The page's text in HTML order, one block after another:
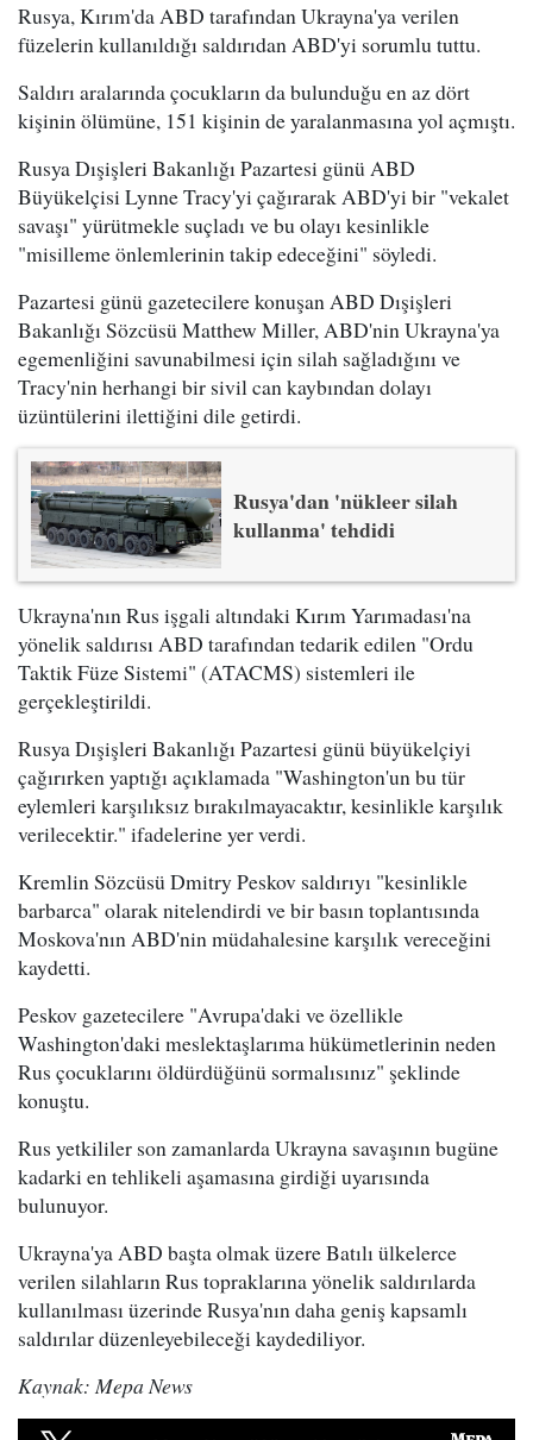
Rusya, Kırım'da ABD tarafından Ukrayna'ya verilen
füzelerin kullanıldığı saldırıdan ABD'yi sorumlu tuttu.
Saldırı aralarında çocukların da bulunduğu en az dört
kişinin ölümüne, 151 kişinin de yaralanmasına yol açmıştı.
Rusya Dışişleri Bakanlığı Pazartesi günü ABD
Büyükelçisi Lynne Tracy'yi çağırarak ABD'yi bir "vekalet
savaşı" yürütmekle suçladı ve bu olayı kesinlikle
"misilleme önlemlerinin takip edeceğini" söyledi.
Pazartesi günü gazetecilere konuşan ABD Dışişleri
Bakanlığı Sözcüsü Matthew Miller, ABD'nin Ukrayna'ya
egemenliğini savunabilmesi için silah sağladığını ve
Tracy'nin herhangi bir sivil can kaybından dolayı
üzüntülerini ilettiğini dile getirdi.
Rusya'dan 'nükleer silah
kullanma' tehdidi
Ukrayna'nın Rus işgali altındaki Kırım Yarımadası'na
yönelik saldırısı ABD tarafından tedarik edilen "Ordu
Taktik Füze Sistemi" (ATACMS) sistemleri ile
gerçekleştirildi.
Rusya Dışişleri Bakanlığı Pazartesi günü büyükelçiyi
çağırırken yaptığı açıklamada "Washington'un bu tür
eylemleri karşılıksız bırakılmayacaktır, kesinlikle karşılık
verilecektir." ifadelerine yer verdi.
Kremlin Sözcüsü Dmitry Peskov saldırıyı "kesinlikle
barbarca" olarak nitelendirdi ve bir basın toplantısında
Moskova'nın ABD'nin müdahalesine karşılık vereceğini
kaydetti.
Peskov gazetecilere "Avrupa'daki ve özellikle
Washington'daki meslektaşlarıma hükümetlerinin neden
Rus çocuklarını öldürdüğünü sormalısınız" şeklinde
konuştu.
Rus yetkililer son zamanlarda Ukrayna savaşının bugüne
kadarki en tehlikeli aşamasına girdiği uyarısında
bulunuyor.
Ukrayna'ya ABD başta olmak üzere Batılı ülkelerce
verilen silahların Rus topraklarına yönelik saldırılarda
kullanılması üzerinde Rusya'nın daha geniş kapsamlı
saldırılar düzenleyebileceği kaydediliyor.
Kaynak: Mepa News